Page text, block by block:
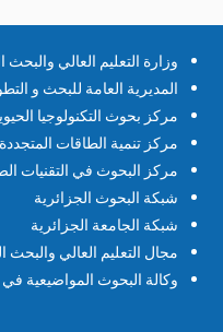
وزارة التعليم العالي والبحث
المديرية العامة للبحث و
مركز بحوث التكنولوجيا
مركز تنمية الطاقات المتجددة
مركز البحوث في التقنيات
شبكة البحوث الجزائرية
شبكة الجامعة الجزائرية
مجال التعليم العالي والبحث
وكالة البحوث المواضيعية في